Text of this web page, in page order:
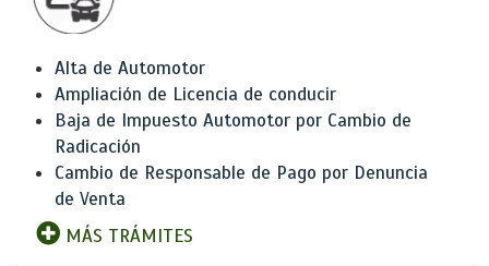
Alta de Automotor
Ampliación de Licencia de conducir
Baja de Impuesto Automotor por Cambio de
Radicación
Cambio de Responsable de Pago por Denuncia
de Venta
MÁS TRÁMITES